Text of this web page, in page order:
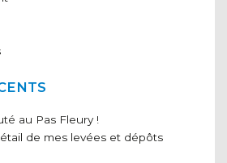
au Pas Fleury !
de mes levées et dépôts